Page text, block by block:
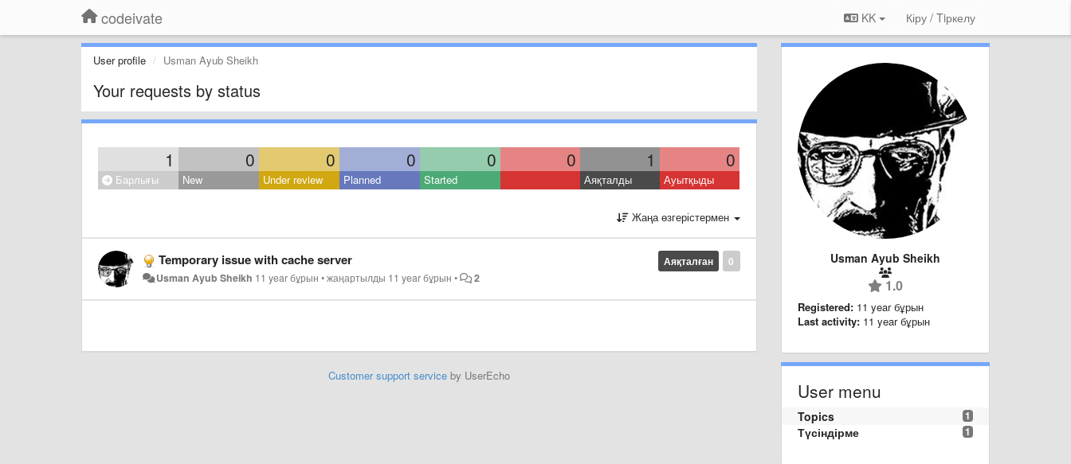
codeivate KK Кіру / Tiркелу
User profile Usman Ayub Sheikh
Your requests by status
1 0 0 0 0 0 1 0
Барлығы New Under review Planned Started Аяқталды Ауытқыды
Жаңа өзгерістермен
0
Аяқталған
Temporary issue with cache server
Usman Ayub Sheikh 11 year бұрын •жаңартылды 11 year бұрын • 2
Customer support serviceby UserEcho
Usman Ayub Sheikh
1.0
Registered: 11 year бұрын
Last activity: 11 year бұрын
User menu
1
Topics
1
Түсіндірме